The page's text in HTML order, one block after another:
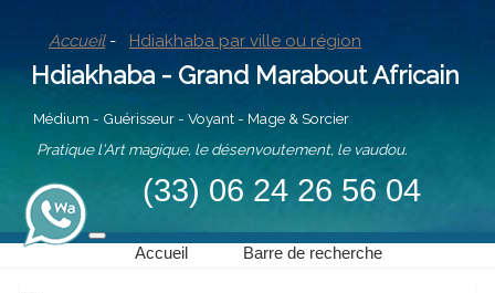
Accueil - Hdiakhaba par ville ou région
Hdiakhaba - Grand Marabout Africain
Médium - Guérisseur - Voyant - Mage & Sorcier
Pratique l'Art magique, le désenvoutement, le vaudou.
(33) 06 24 26 56 04
Accueil Barre de recherche